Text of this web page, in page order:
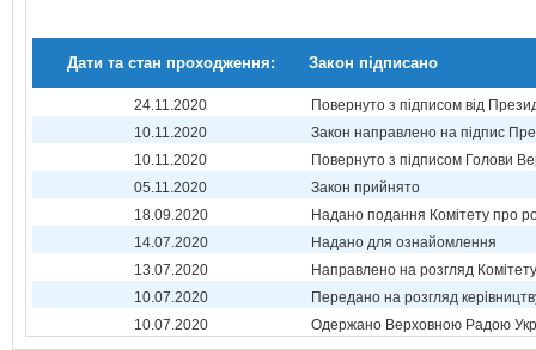
Дати та стан проходження: Закон підписано
24.11.2020
Повернуто з підписом від
10.11.2020
Закон направлено на підпис
10.11.2020
Повернуто з підписом Голови
05.11.2020
Закон прийнято
18.09.2020
Надано подання Комітету про
14.07.2020
Надано для ознайомлення
13.07.2020
Направлено на розгляд Комітету
10.07.2020
Передано на розгляд
10.07.2020
Одержано Верховною Радою